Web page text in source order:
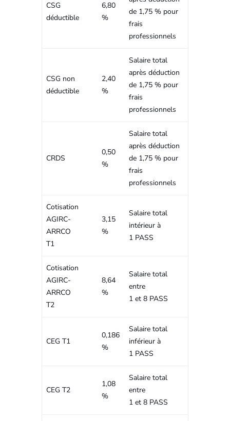
CSG
déductible
6,80
%
de 1,75 % pour
frais
professionnels
CSG non
déductible
2,40
%
Salaire total
après déduction
de 1,75 % pour
frais
professionnels
CRDS
0,50
%
Salaire total
après déduction
de 1,75 % pour
frais
professionnels
Cotisation
AGIRC-
ARRCO
T1
3,15
%
Salaire total
intérieur à
1 PASS
Cotisation
AGIRC-
ARRCO
T2
8,64
%
Salaire total
entre
1 et 8 PASS
CEG T1
0,186
%
Salaire total
inférieur à
1 PASS
CEG T2
1,08
%
Salaire total
entre
1 et 8 PASS